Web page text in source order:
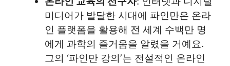
미디어가 발달한 시대에 파인만은 온라
인 플랫폼을 활용해 전 세계 수백만 명
에게 과학의 즐거움을 알렸을 거예요.
그의 ‘파인만 강의’는 전설적인 온라인